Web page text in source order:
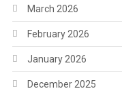
March 2026
February 2026
January 2026
December 2025